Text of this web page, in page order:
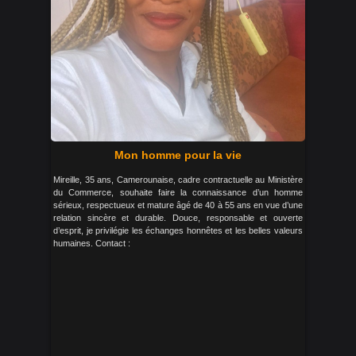
Mon homme pour la vie
Mireille, 35 ans, Camerounaise, cadre contractuelle au Ministère
du Commerce, souhaite faire la connaissance d’un homme
sérieux, respectueux et mature âgé de 40 à 55 ans en vue d’une
relation sincère et durable. Douce, responsable et ouverte
d’esprit, je privilégie les échanges honnêtes et les belles valeurs
humaines. Contact :